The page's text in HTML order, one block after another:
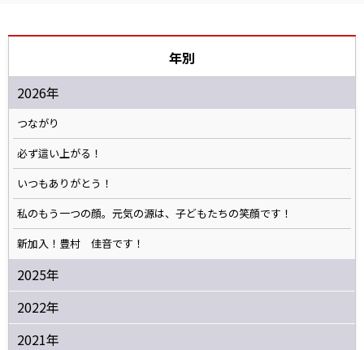
年別
2026年
つながり
必ず這い上がる！
いつもありがとう！
私のもう一つの顔。元気の源は、子どもたちの笑顔です！
新加入！豊村 佳音です！
2025年
2022年
2021年